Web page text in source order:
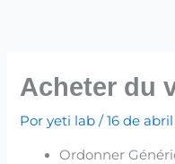
conteúdo
Acheter du
Poryeti lab/16 de
Ordonner